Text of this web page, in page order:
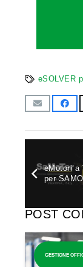
eSOLVER
eMotori a
per
POST
GESTIONE